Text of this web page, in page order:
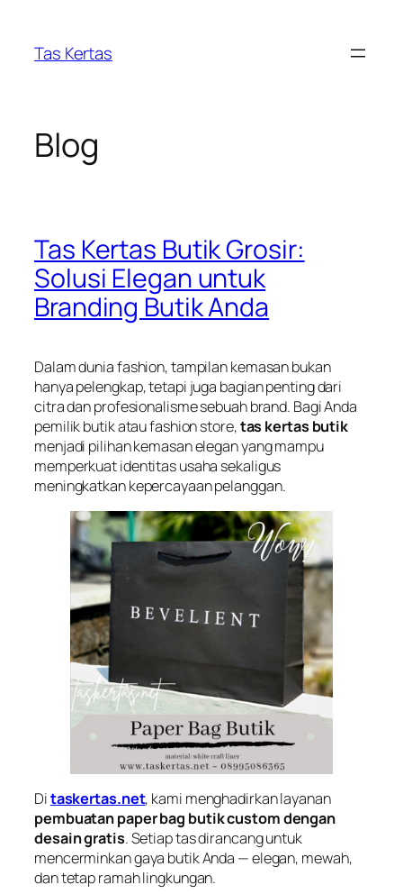
content
Tas Kertas
Blog
Tas Kertas Butik Grosir:
Solusi Elegan untuk
Branding Butik Anda
Dalam dunia fashion, tampilan kemasan bukan
hanya pelengkap, tetapi juga bagian penting dari
citra dan profesionalisme sebuah brand. Bagi Anda
pemilik butik atau fashion store,tas kertas butik
menjadi pilihan kemasan elegan yang mampu
memperkuat identitas usaha sekaligus
meningkatkan kepercayaan pelanggan.
Ditaskertas.net, kami menghadirkan layanan
pembuatan paper bag butik custom dengan
desain gratis. Setiap tas dirancang untuk
mencerminkan gaya butik Anda — elegan, mewah,
dan tetap ramah lingkungan.